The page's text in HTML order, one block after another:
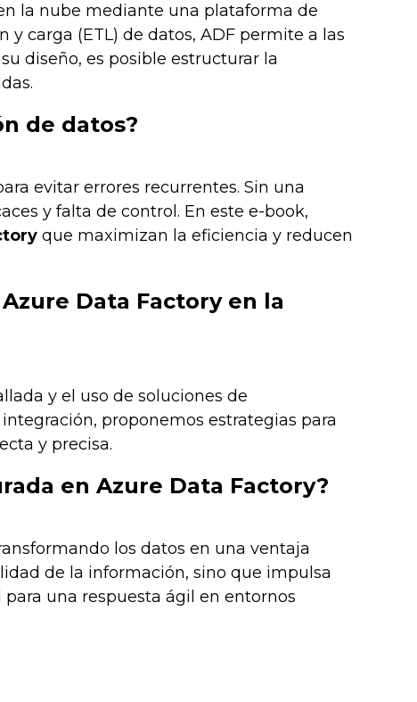
la nube mediante una plataforma de
carga (ETL) de datos, ADF permite a las
diseño, es posible estructurar la
de datos?
evitar errores recurrentes. Sin una
y falta de control. En este e-book,
que maximizan la eficiencia y reducen
Data Factory en la
y el uso de soluciones de
proponemos estrategias para
y precisa.
en Azure Data Factory?
los datos en una ventaja
de la información, sino que impulsa
una respuesta ágil en entornos